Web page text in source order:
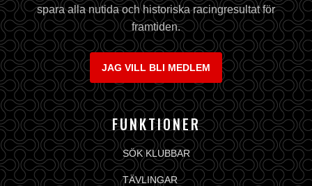
spara alla nutida och historiska racingresultat för
framtiden.
JAG VILL BLI MEDLEM
FUNKTIONER
SÖK KLUBBAR
TÄVLINGAR